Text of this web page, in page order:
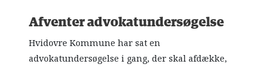
Afventer advokatundersøgelse
Hvidovre Kommune har sat en
advokatundersøgelse i gang, der skal afdække,